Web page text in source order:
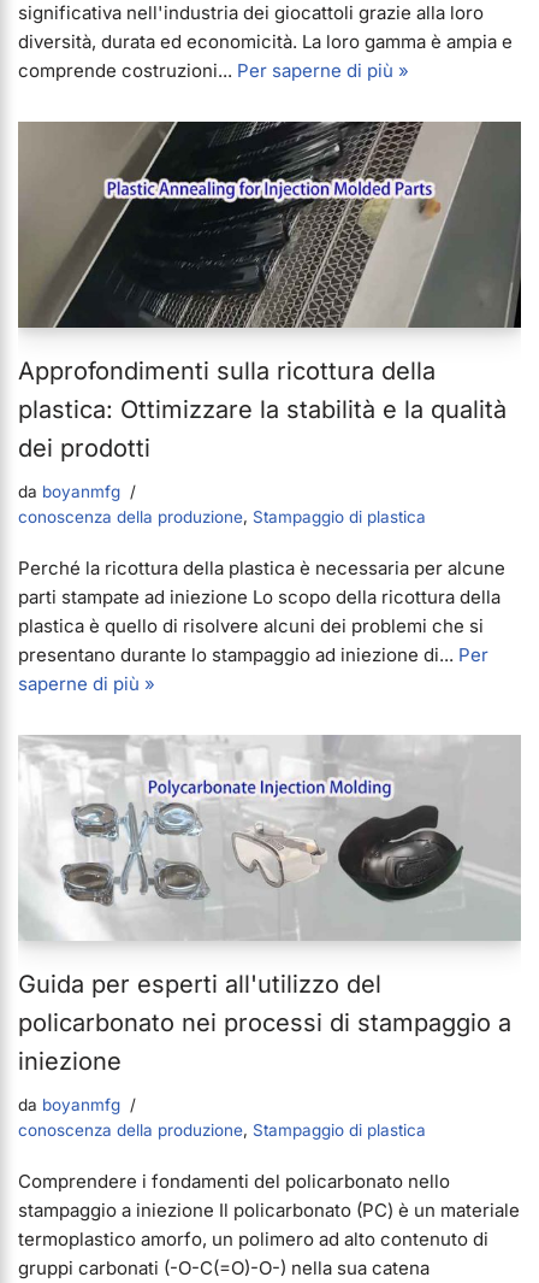
significativa nell'industria dei giocattoli grazie alla loro
diversità, durata ed economicità. La loro gamma è ampia e
comprende costruzioni... Per saperne di più »
Approfondimenti sulla ricottura della
plastica: Ottimizzare la stabilità e la qualità
dei prodotti
da boyanmfg
conoscenza della produzione, Stampaggio di plastica
Perché la ricottura della plastica è necessaria per alcune
parti stampate ad iniezione Lo scopo della ricottura della
plastica è quello di risolvere alcuni dei problemi che si
presentano durante lo stampaggio ad iniezione di... Per
saperne di più »
Guida per esperti all'utilizzo del
policarbonato nei processi di stampaggio a
iniezione
da boyanmfg
conoscenza della produzione, Stampaggio di plastica
Comprendere i fondamenti del policarbonato nello
stampaggio a iniezione Il policarbonato (PC) è un materiale
termoplastico amorfo, un polimero ad alto contenuto di
gruppi carbonati (-O-C(=O)-O-) nella sua catena